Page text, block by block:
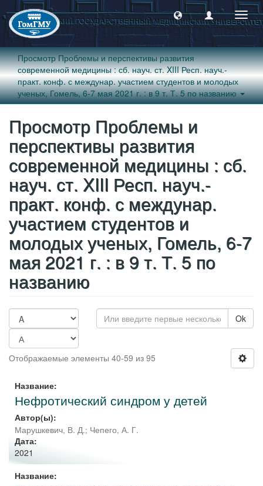
Просмотр Проблемы и перспективы развития
современной медицины : сб. науч. ст. XIII Респ. науч.-
практ. конф. с междунар. участием студентов и молодых
ученых, Гомель, 6-7 мая 2021 г. : в 9 т. Т. 5 по названию
Просмотр Проблемы и
перспективы развития
современной медицины : сб.
науч. ст. XIII Респ. науч.-
практ. конф. с междунар.
участием студентов и
молодых ученых, Гомель, 6-7
мая 2021 г. : в 9 т. Т. 5 по
названию
Ok
Отображаемые элементы 40-59 из 95
Название:
Нефротический синдром у детей
Автор(ы):
Марушкевич, В. Д.; Чепего, А. Г.
Дата:
2021
Название: